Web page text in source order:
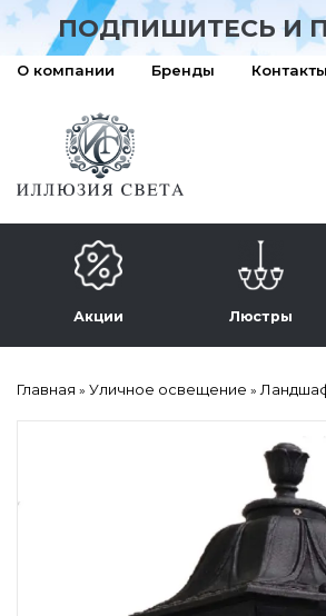
ПОДПИШИТЕСЬ И
О компании Бренды Контакты
Акции Люстры
Главная » Уличное освещение »